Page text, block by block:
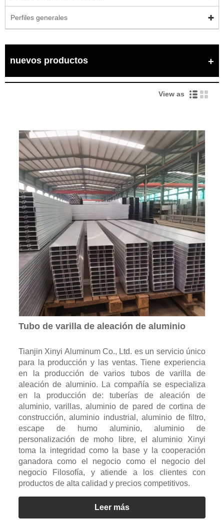
Perfiles generales
nuevos productos
View as
Tubo de varilla de aleación de aluminio
Tianjin Xinyi Aluminum Co., Ltd. es un servicio único
para la producción y las ventas. Tiene experiencia
en la producción de varios tubos de varilla de
aleación de aluminio. La compañía se especializa
en la producción de: tuberías de aleación de
aluminio, varillas, aluminio de pared de cortina de
construcción, aluminio industrial, aluminio de filtro,
escape de humo aluminio, aluminio de
personalización de moho libre, el aluminio Xinyi
toma la integridad como la base y la cooperación
ganadora como el negocio como el negocio del
negocio Filosofía, y atiende a los clientes con
productos de alta calidad y precios competitivos.
Leer más